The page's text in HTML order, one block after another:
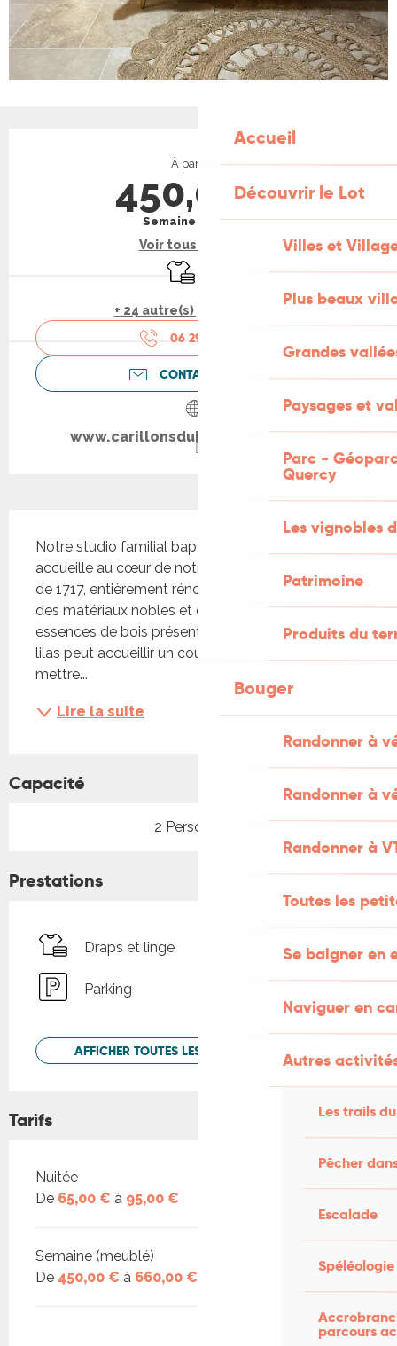
Accueil
Découvrir le Lot
Villes et
Plus beaux
Grandes
Paysages et
Parc -
Quercy
Les vignobles
Patrimoine
Produits du
Bouger
Randonner à
Randonner à
Randonner à
Toutes les
Se baigner en
Naviguer en
Autres
Les trails
Pêcher
Escalade
Spéléologie
parcours
Ouverture et coordonnées
À partir de
450,00 €
Semaine (meublé)
Voir tous les tarifs
Draps et linge
+ 24 autre(s) prestation(s)
06 29 61 98
CONTACTEZ-NOUS
www.carillonsduboisdelorme.com
Notre studio familial baptisé « Le lilas » vous
accueille au cœur de notre maison Quercynoise
de 1717, entièrement rénové, en conscience, avec
des matériaux nobles et de qualités ainsi que des
essences de bois présent dans notre jardin. Le
lilas peut accueillir un couple avec possibilité de
mettre...
Lire la suite
Capacité
2 Personne(s)
Prestations
Draps et linge
Parking
AFFICHER TOUTES LES PRESTATIONS
Tarifs
Tarifs 2026
Nuitée
De 65,00 € à 95,00 €
Semaine (meublé)
De 450,00 € à 660,00 €